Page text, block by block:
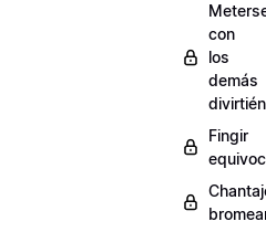
con
los
demás
Fingir